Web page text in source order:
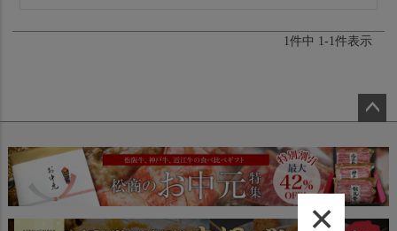
1件中 1-1件表示
ジト
ップ
へ
×